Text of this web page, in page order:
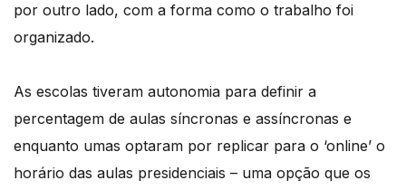
por outro lado, com a forma como o trabalho foi
organizado.
As escolas tiveram autonomia para definir a
percentagem de aulas síncronas e assíncronas e
enquanto umas optaram por replicar para o ‘online’ o
horário das aulas presidenciais – uma opção que os